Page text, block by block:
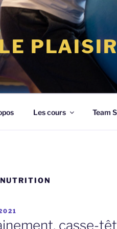
Les cours Team
NUTRITION
casse-